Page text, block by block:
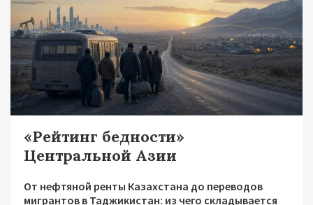
«Рейтинг бедности»
Центральной Азии
От нефтяной ренты Казахстана до переводов
мигрантов в Таджикистан: из чего складывается